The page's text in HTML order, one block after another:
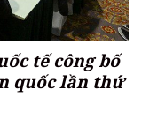
tế công bố
quốc lần thứ